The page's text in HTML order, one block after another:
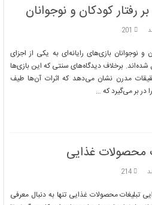
رفتار کودکان و نوجوانان
201
و نوجوانان بازی‌های رایانه‌ای به یکی از اجزای
برخلاف دیدگاه‌های سنتی که این بازی‌ها
مدرن نشان می‌دهد که اثرات آن‌ها طیف
در بر می‌گیرد که …
محصولات غذایی
214
تبلیغات محصولات غذایی تنها به دنبال معرفی